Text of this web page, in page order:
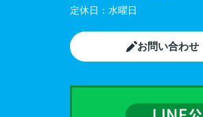
定休日： 水曜日
お問い合わせ